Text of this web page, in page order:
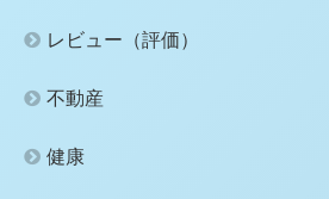
レビュー（評価）
不動産
健康